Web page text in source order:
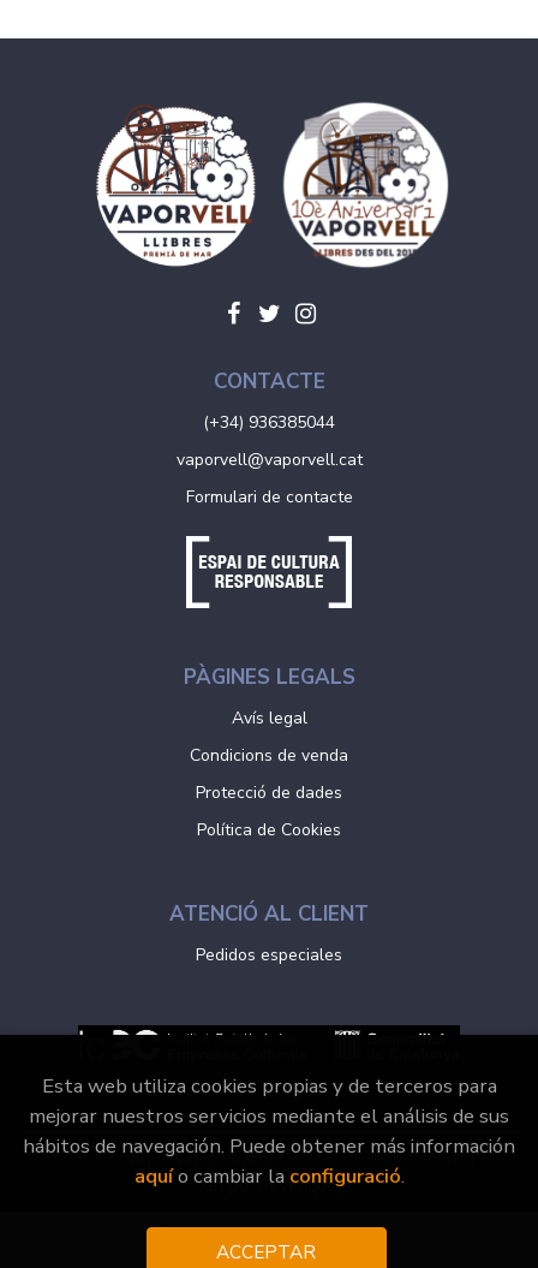
CONTACTE
(+34) 936385044
vaporvell@vaporvell.cat
Formulari de contacte
PÀGINES LEGALS
Avís legal
Condicions de venda
Protecció de dades
Política de Cookies
ATENCIÓ AL CLIENT
Pedidos especiales
2026 © Vaporvell Llibres. Tots els Drets Reservats |
Grupo Trevenque
Esta web utiliza cookies propias y de terceros para
mejorar nuestros servicios mediante el análisis de sus
hábitos de navegación. Puede obtener más información
aquío cambiar la configuració.
ACCEPTAR